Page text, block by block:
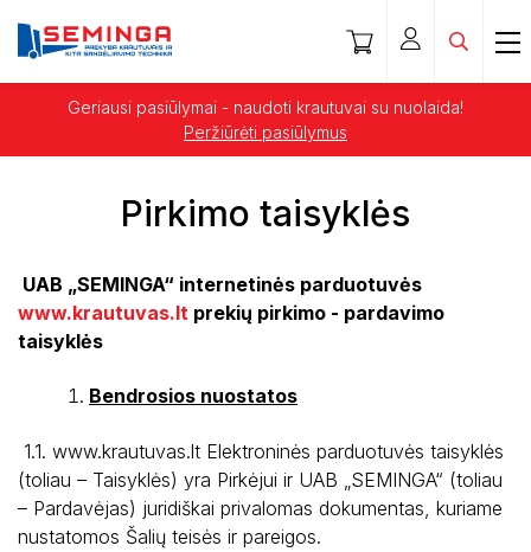
Geriausi pasiūlymai - naudoti krautuvai su nuolaida!
Peržiūrėti pasiūlymus
Pirkimo taisyklės
UAB „SEMINGA“ internetinės parduotuvės
www.krautuvas.lt prekių pirkimo - pardavimo
taisyklės
Bendrosios nuostatos
1.1. www.krautuvas.lt Elektroninės parduotuvės taisyklės
(toliau – Taisyklės) yra Pirkėjui ir UAB „SEMINGA“ (toliau
– Pardavėjas) juridiškai privalomas dokumentas, kuriame
nustatomos Šalių teisės ir pareigos.